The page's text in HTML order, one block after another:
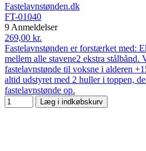
Fastelavnstønden.dk
FT-01040
9 Anmeldelser
269,00 kr.
Fastelavnstønden er forstærket med:
mellem alle stavene2 ekstra stålbånd.
fastelavnstønde til voksne i alderen
altid udstyret med 2 huller i toppen,
fastelavnstønde op.
Læg i indkøbskurv